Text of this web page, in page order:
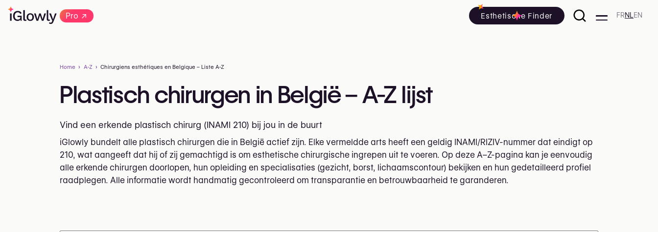
Pro → Esthetische Finder FRNL EN
Home A-Z Chirurgiens esthétiques en Belgique – Liste A-Z
Plastisch chirurgen in België – A-Z lijst
Vind een erkende plastisch chirurg (INAMI 210) bij jou in de buurt
iGlowly bundelt alle plastisch chirurgen die in België actief zijn. Elke vermeldde arts heeft een geldig INAMI/RIZIV-nummer dat eindigt op
210, wat aangeeft dat hij of zij gemachtigd is om esthetische chirurgische ingrepen uit te voeren. Op deze A–Z-pagina kan je eenvoudig
alle erkende chirurgen doorlopen, hun opleiding en specialisaties (gezicht, borst, lichaamscontour) bekijken en hun gedetailleerd profiel
raadplegen. Alle informatie wordt handmatig gecontroleerd om transparantie en betrouwbaarheid te garanderen.